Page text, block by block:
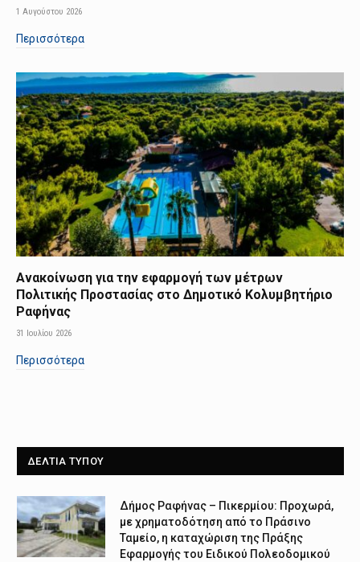
1 Αυγούστου 2026
Περισσότερα
Ανακοίνωση για την εφαρμογή των μέτρων
Πολιτικής Προστασίας στο Δημοτικό Κολυμβητήριο
Ραφήνας
31 Ιουλίου 2026
Περισσότερα
ΔΕΛΤΙΑ ΤΥΠΟΥ
Δήμος Ραφήνας – Πικερμίου: Προχωρά,
με χρηματοδότηση από το Πράσινο
Ταμείο, η καταχώριση της Πράξης
Εφαρμογής του Ειδικού Πολεοδομικού